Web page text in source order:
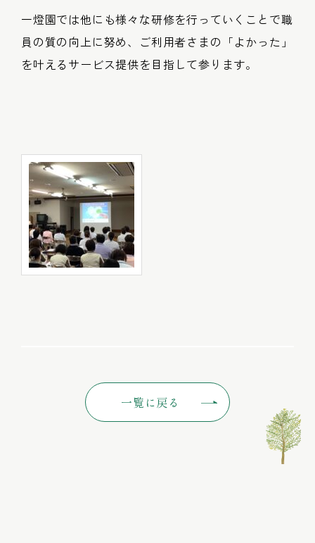
一燈園では他にも様々な研修を行っていくことで職
員の質の向上に努め、ご利用者さまの「よかった」
を叶えるサービス提供を目指して参ります。
一覧に戻る